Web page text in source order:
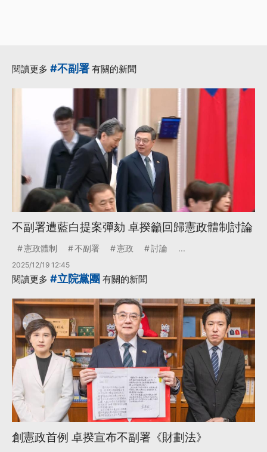
閱讀更多 #不副署 有關的新聞
不副署遭藍白提案彈劾 卓揆籲回歸憲政體制討論
憲政體制 不副署 憲政 討論 ...
2025/12/19 12:45
閱讀更多 #立院黨團 有關的新聞
創憲政首例 卓揆宣布不副署《財劃法》